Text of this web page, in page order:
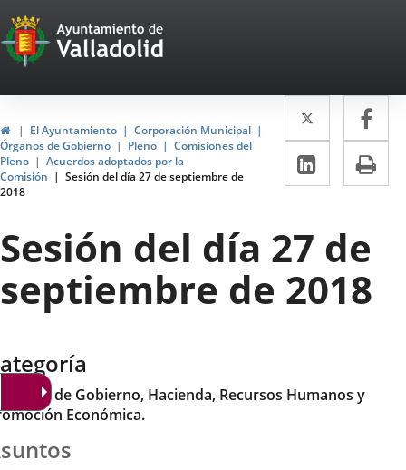
Portal
Web
del
Ayuntamiento
de
Valladolid
InicioEl Ayuntamiento
Corporación Municipal
Órganos de Gobierno
Pleno
Comisiones del
Pleno
Acuerdos adoptados por la
Comisión
Sesión del día 27 de septiembre de
2018
Twitter
Enlace
a
una
externa.
a
LinkedIn
Enlace
a
externa.
Sesión del día 27 de
septiembre de 2018
de Gobierno, Hacienda, Recursos Humanos y
Económica.